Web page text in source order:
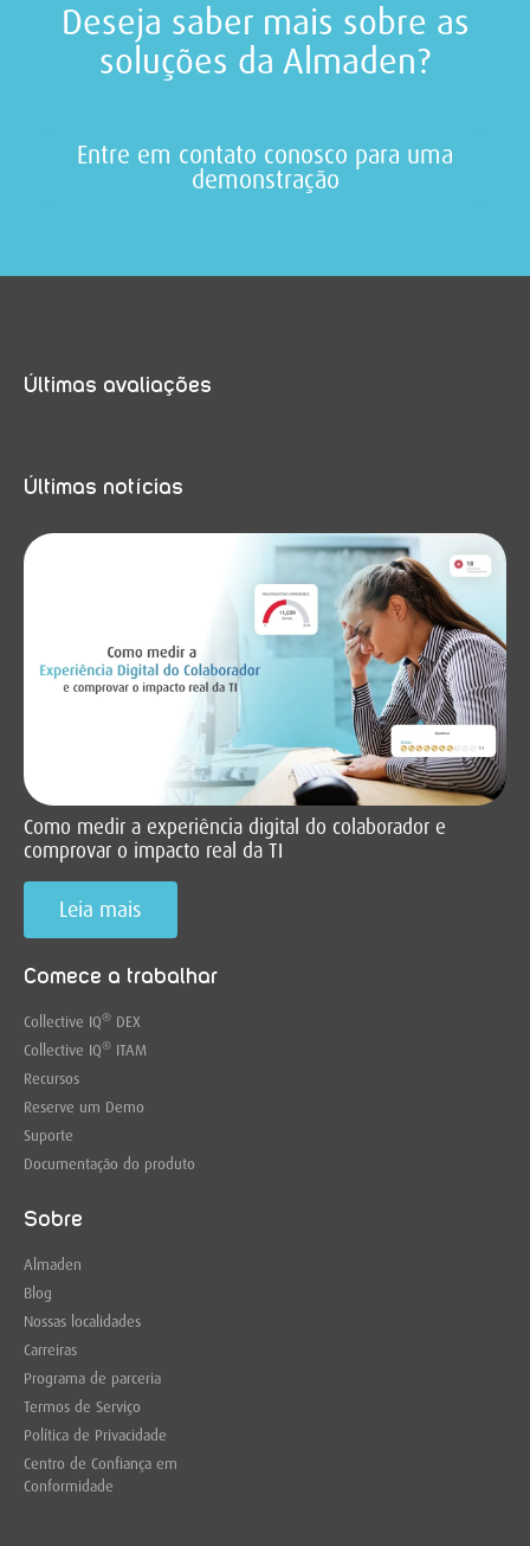
Deseja saber mais sobre as
soluções da Almaden?
Entre em contato conosco para uma
demonstração
Comece a trabalhar
Collective IQ® DEX
Collective IQ® ITAM
Recursos
Reserve um Demo
Suporte
Documentação do produto
Sobre
Almaden
Blog
Nossas localidades
Carreiras
Programa de parceria
Termos de Serviço
Política de Privacidade
Centro de Confiança em
Conformidade
Últimas notícias
Como medir a experiência digital do colaborador e
comprovar o impacto real da TI
Leia mais
Últimas avaliações